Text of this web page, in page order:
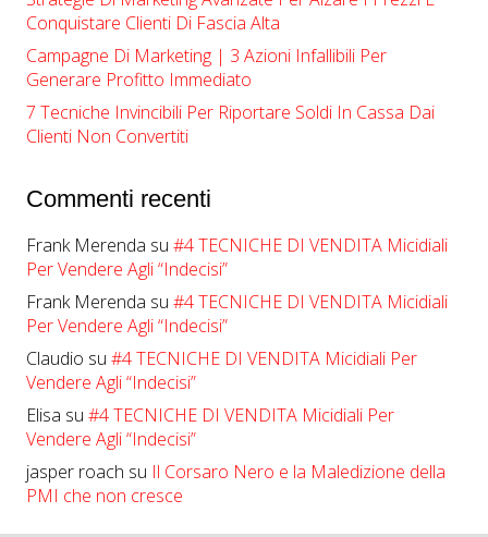
Conquistare Clienti Di Fascia Alta
Campagne Di Marketing | ​​3 Azioni Infallibili Per
Generare Profitto Immediato
7 Tecniche Invincibili Per Riportare Soldi In Cassa Dai
Clienti Non Convertiti
Commenti recenti
Frank Merenda su #4 TECNICHE DI VENDITA Micidiali
Per Vendere Agli “Indecisi”
Frank Merenda su #4 TECNICHE DI VENDITA Micidiali
Per Vendere Agli “Indecisi”
Claudio su #4 TECNICHE DI VENDITA Micidiali Per
Vendere Agli “Indecisi”
Elisa su #4 TECNICHE DI VENDITA Micidiali Per
Vendere Agli “Indecisi”
jasper roach su Il Corsaro Nero e la Maledizione della
PMI che non cresce